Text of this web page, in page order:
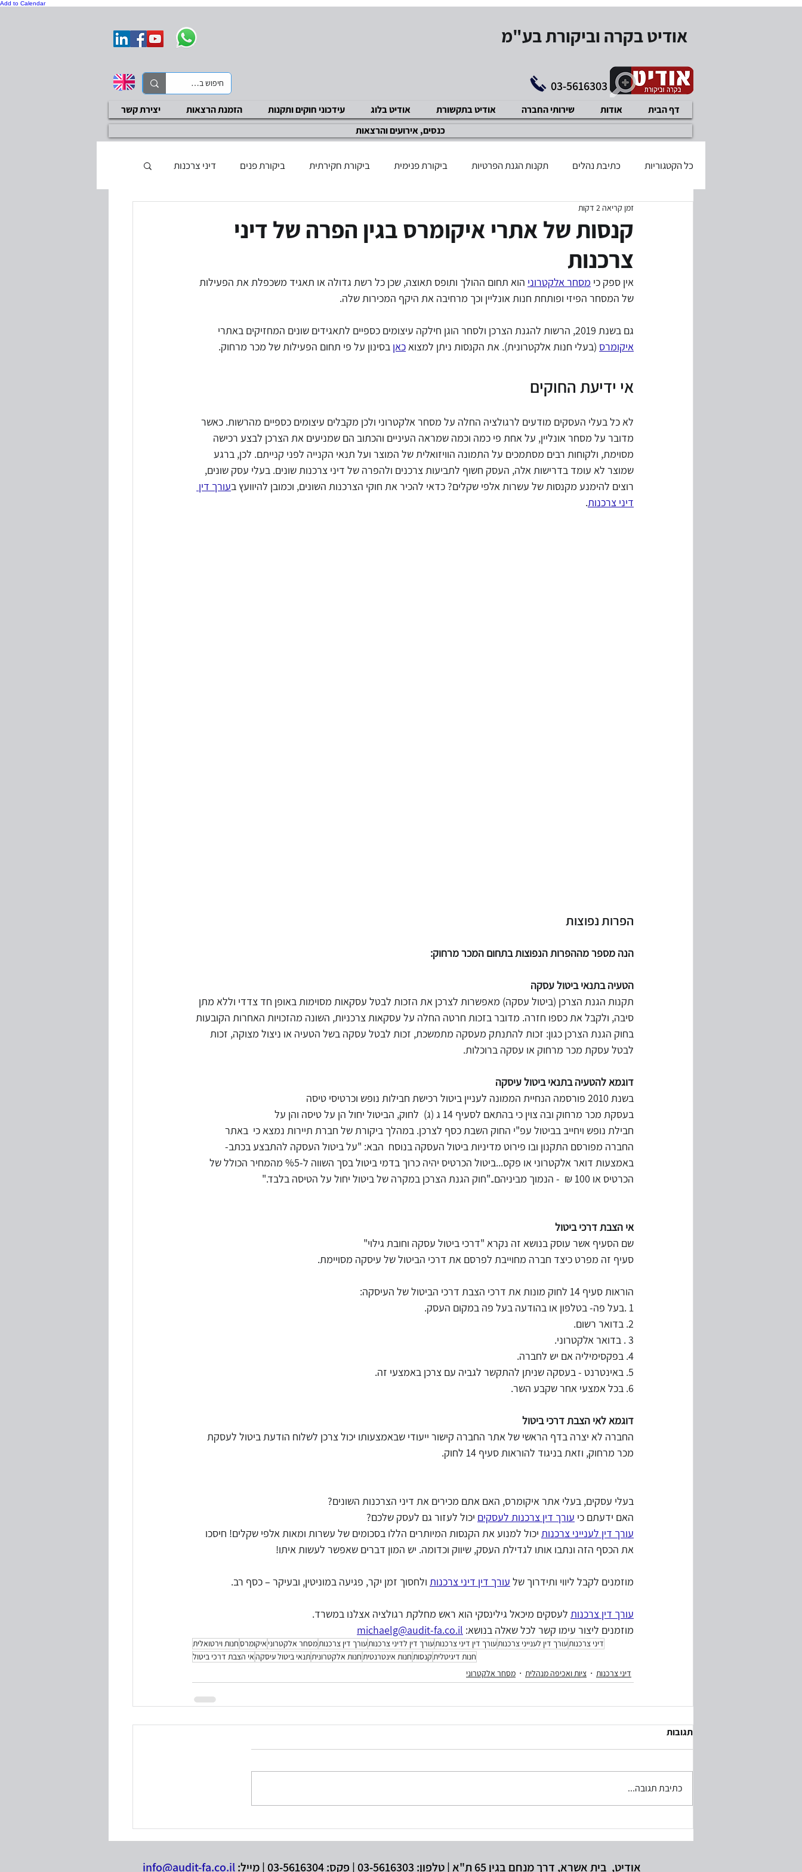
Add to Calendar
אודיט בקרה וביקורת בע"מ
03-5616303
דף הבית אודות שירותי החברה אודיט בתקשורת אודיט בלוג עידכוני חוקים ותקנות הזמנת הרצאות
יצירת קשר
כנסים, אירועים והרצאות
כל הקטגוריות כתיבת נהלים תקנות הגנת הפרטיות ביקורת פנימית ביקורת חקירתית ביקורת פנים דיני צרכנות
בודק שכר מוסמך דיני עבודה
תוכנית עיסקית איזון משאבים
מסחר אלקטרוני עורך דין דיני צרכנות
המשכיות עיסקית משבר קורונה דיני תחרות הגבלים עיסקיים עידכוני חוקים ותקנות
קנסות של אתרי איקומרס בגין הפרה של דיני
צרכנות
זמן קריאה 2 דקות
אין ספק כי מסחר אלקטרוני הוא תחום ההולך ותופס תאוצה, שכן כל רשת גדולה או תאגיד משכפלת את הפעילות
של המסחר הפיזי ופותחת חנות אונליין וכך מרחיבה את היקף המכירות שלה.
גם בשנת 2019, הרשות להגנת הצרכן ולסחר הוגן חילקה עיצומים כספיים לתאגידים שונים המחזיקים באתרי
איקומרס (בעלי חנות אלקטרונית). את הקנסות ניתן למצוא כאן בסינון על פי תחום הפעילות של מכר מרחוק.
אי ידיעת החוקים
לא כל בעלי העסקים מודעים לרגולציה החלה על מסחר אלקטרוני ולכן מקבלים עיצומים כספיים מהרשות. כאשר
מדובר על מסחר אונליין, על אחת פי כמה וכמה שמראה העיניים והכתוב הם שמניעים את הצרכן לבצע רכישה
מסוימת, ולקוחות רבים מסתמכים על התמונה הוויזואלית של המוצר ועל תנאי הקנייה לפני קנייתם. לכן, ברגע
שמוצר לא עומד בדרישות אלה, העסק חשוף לתביעות צרכנים ולהפרה של דיני צרכנות שונים. בעלי עסק שונים,
רוצים להימנע מקנסות של עשרות אלפי שקלים? כדאי להכיר את חוקי הצרכנות השונים, וכמובן להיוועץ בעורך דין
דיני צרכנות.
הפרות נפוצות
הנה מספר מההפרות הנפוצות בתחום המכר מרחוק:
הטעיה בתנאי ביטול עסקה
תקנות הגנת הצרכן (ביטול עסקה) מאפשרות לצרכן את הזכות לבטל עסקאות מסוימות באופן חד צדדי וללא מתן
סיבה, ולקבל את כספו חזרה. מדובר בזכות חרטה החלה על עסקאות צרכניות, השונה מהזכויות האחרות הקובעות
בחוק הגנת הצרכן כגון: זכות להתנתק מעסקה מתמשכת, זכות לבטל עסקה בשל הטעיה או ניצול מצוקה, זכות
לבטל עסקת מכר מרחוק או עסקה ברוכלות.
דוגמא להטעיה בתנאי ביטול עיסקה
בשנת 2010 פורסמה הנחיית הממונה לעניין ביטול רכישת חבילות נופש וכרטיסי טיסה
בעסקת מכר מרחוק ובה צוין כי בהתאם לסעיף 14 ג (ג)  לחוק, הביטול יחול הן על טיסה והן על
חבילת נופש ויחייב בביטול עפ"י החוק השבת כסף לצרכן. במהלך ביקורת של חברת תיירות נמצא כי  באתר
החברה מפורסם התקנון ובו פירוט מדיניות ביטול העסקה בנוסח  הבא: "על ביטול העסקה להתבצע בכתב-
באמצעות דואר אלקטרוני או פקס...ביטול הכרטיס יהיה כרוך בדמי ביטול בסך השווה ל-%5 מהמחיר הכולל של
הכרטיס או 100 ₪  - הנמוך מביניהם.."חוק הגנת הצרכן במקרה של ביטול יחול על הטיסה בלבד."
אי הצבת דרכי ביטול
שם הסעיף אשר עוסק בנושא זה נקרא "דרכי ביטול עסקה וחובת גילוי"
סעיף זה מפרט כיצד חברה מחוייבת לפרסם את דרכי הביטול של עיסקה מסויימת.
הוראות סעיף 14 לחוק מונות את דרכי הצבת דרכי הביטול של העיסקה:
1 .בעל פה- בטלפון או בהודעה בעל פה במקום העסק.
2. בדואר רשום.
3 . בדואר אלקטרוני.
4. בפקסימיליה אם יש לחברה.
5. באינטרנט - בעסקה שניתן להתקשר לגביה עם צרכן באמצעי זה.
6. בכל אמצעי אחר שקבע השר.
דוגמא לאי הצבת דרכי ביטול
החברה לא יצרה בדף הראשי של אתר החברה קישור ייעודי שבאמצעותו יכול צרכן לשלוח הודעת ביטול לעסקת
מכר מרחוק, וזאת בניגוד להוראות סעיף 14 לחוק.
בעלי עסקים, בעלי אתר איקומרס, האם אתם מכירים את דיני הצרכנות השונים?
האם ידעתם כי עורך דין צרכנות לעסקים יכול לעזור גם לעסק שלכם?
עורך דין לענייני צרכנות יכול למנוע את הקנסות המיותרים הללו בסכומים של עשרות ומאות אלפי שקלים! חיסכו
את הכסף הזה ונתבו אותו לגדילת העסק, שיווק וכדומה. יש המון דברים שאפשר לעשות איתו!
מוזמנים לקבל ליווי ותידרוך של עורך דין דיני צרכנות ולחסוך זמן יקר, פגיעה במוניטין, ובעיקר – כסף רב.
עורך דין צרכנות לעסקים מיכאל גילינסקי הוא ראש מחלקת רגולציה אצלנו במשרד.
מוזמנים ליצור עימו קשר לכל שאלה בנושא: michaelg@audit-fa.co.il
דיני צרכנותעורך דין לענייני צרכנותעורך דין דיני צרכנותעורך דין לדיני צרכנותעורך דין צרכנותמסחר אלקטרוני איקומרסחנות וירטואלית
חנות דיגיטליתקנסותחנות אינטרנטיתחנות אלקטרוניתתנאי ביטול עיסקהאי הצבת דרכי ביטול
דיני צרכנות
ציות ואכיפה מנהלית מסחר אלקטרוני
תגובות
כתיבת תגובה...
אודיט, בית אשרא, דרך מנחם בגין 65 ת"א | טלפון: 03-5616303 | פקס: 03-5616304 | מייל: info@audit-fa.co.il